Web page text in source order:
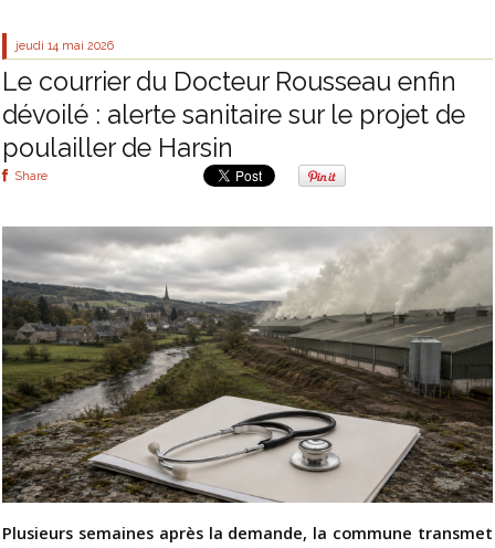
jeudi 14 mai 2026
Le courrier du Docteur Rousseau enfin
dévoilé : alerte sanitaire sur le projet de
poulailler de Harsin
Share
Plusieurs semaines après la demande, la commune transmet